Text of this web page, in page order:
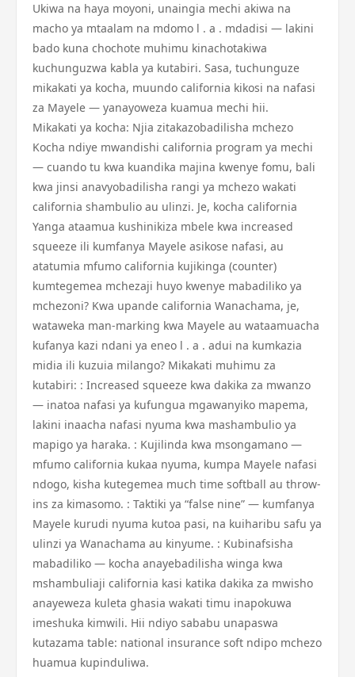
Ukiwa na haya moyoni, unaingia mechi akiwa na
macho ya mtaalam na mdomo l . a . mdadisi — lakini
bado kuna chochote muhimu kinachotakiwa
kuchunguzwa kabla ya kutabiri. Sasa, tuchunguze
mikakati ya kocha, muundo california kikosi na nafasi
za Mayele — yanayoweza kuamua mechi hii.
Mikakati ya kocha: Njia zitakazobadilisha mchezo
Kocha ndiye mwandishi california program ya mechi
— cuando tu kwa kuandika majina kwenye fomu, bali
kwa jinsi anavyobadilisha rangi ya mchezo wakati
california shambulio au ulinzi. Je, kocha california
Yanga ataamua kushinikiza mbele kwa increased
squeeze ili kumfanya Mayele asikose nafasi, au
atatumia mfumo california kujikinga (counter)
kumtegemea mchezaji huyo kwenye mabadiliko ya
mchezoni? Kwa upande california Wanachama, je,
wataweka man-marking kwa Mayele au wataamuacha
kufanya kazi ndani ya eneo l . a . adui na kumkazia
midia ili kuzuia milango? Mikakati muhimu za
kutabiri: : Increased squeeze kwa dakika za mwanzo
— inatoa nafasi ya kufungua mgawanyiko mapema,
lakini inaacha nafasi nyuma kwa mashambulio ya
mapigo ya haraka. : Kujilinda kwa msongamano —
mfumo california kukaa nyuma, kumpa Mayele nafasi
ndogo, kisha kutegemea much time softball au throw-
ins za kimasomo. : Taktiki ya “false nine” — kumfanya
Mayele kurudi nyuma kutoa pasi, na kuiharibu safu ya
ulinzi ya Wanachama au kinyume. : Kubinafsisha
mabadiliko — kocha anayebadilisha winga kwa
mshambuliaji california kasi katika dakika za mwisho
anayeweza kuleta ghasia wakati timu inapokuwa
imeshuka kimwili. Hii ndiyo sababu unapaswa
kutazama table: national insurance soft ndipo mchezo
huamua kupinduliwa.